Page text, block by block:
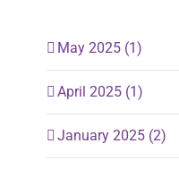
May 2025 (1)
April 2025 (1)
January 2025 (2)